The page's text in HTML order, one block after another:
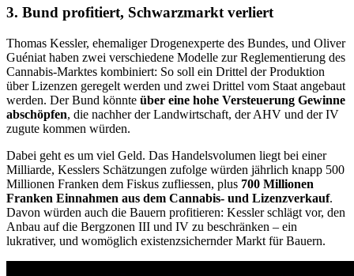
3. Bund profitiert, Schwarzmarkt verliert
Thomas Kessler, ehemaliger Drogenexperte des Bundes, und Oliver
Guéniat haben zwei verschiedene Modelle zur Reglementierung des
Cannabis-Marktes kombiniert: So soll ein Drittel der Produktion
über Lizenzen geregelt werden und zwei Drittel vom Staat angebaut
werden. Der Bund könnte über eine hohe Versteuerung Gewinne
abschöpfen, die nachher der Landwirtschaft, der AHV und der IV
zugute kommen würden.
Dabei geht es um viel Geld. Das Handelsvolumen liegt bei einer
Milliarde, Kesslers Schätzungen zufolge würden jährlich knapp 500
Millionen Franken dem Fiskus zufliessen, plus 700 Millionen
Franken Einnahmen aus dem Cannabis- und Lizenzverkauf.
Davon würden auch die Bauern profitieren: Kessler schlägt vor, den
Anbau auf die Bergzonen III und IV zu beschränken – ein
lukrativer, und womöglich existenzsichernder Markt für Bauern.